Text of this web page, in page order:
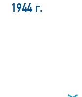
1944 г.